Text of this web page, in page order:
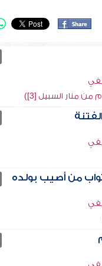
منار السبيل [3])
من أصيب بولده